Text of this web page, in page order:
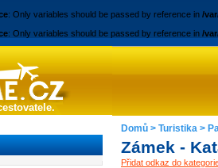
: Only variables should be passed by reference in /
: Only variables should be passed by reference in /
Domů > Turistika >
Zámek -
Přidat odkaz do